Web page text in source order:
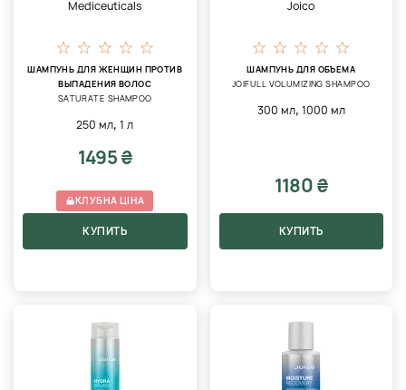
Mediceuticals
ШАМПУНЬ ДЛЯ ЖЕНЩИН ПРОТИВ
ВЫПАДЕНИЯ ВОЛОС
SATURATE SHAMPOO
250 мл,1 л
1495 ₴
КЛУБНА ЦІНА
КУПИТЬ
Joico
ШАМПУНЬ ДЛЯ ОБЪЕМА
JOIFULL VOLUMIZING SHAMPOO
300 мл, 1000 мл
1180 ₴
КУПИТЬ